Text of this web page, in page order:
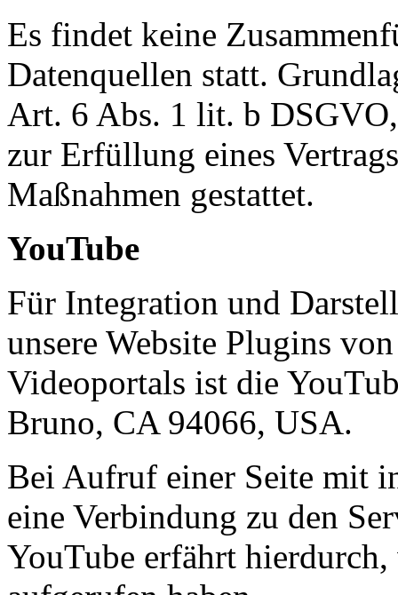
Es findet keine
Datenquellen statt.
Art. 6 Abs. 1 lit. b
zur Erfüllung eines
Maßnahmen gestattet.
YouTube
Für Integration und
unsere Website Plugins
Videoportals ist die
Bruno, CA 94066, USA.
Bei Aufruf einer Seite mit
eine Verbindung zu den
YouTube erfährt